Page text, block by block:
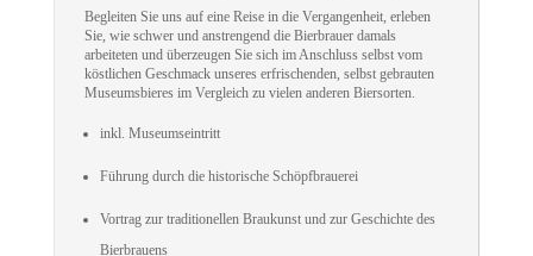
Begleiten Sie uns auf eine Reise in die Vergangenheit, erleben
Sie, wie schwer und anstrengend die Bierbrauer damals
arbeiteten und überzeugen Sie sich im Anschluss selbst vom
köstlichen Geschmack unseres erfrischenden, selbst gebrauten
Museumsbieres im Vergleich zu vielen anderen Biersorten.
inkl. Museumseintritt
Führung durch die historische Schöpfbrauerei
Vortrag zur traditionellen Braukunst und zur Geschichte des
Bierbrauens